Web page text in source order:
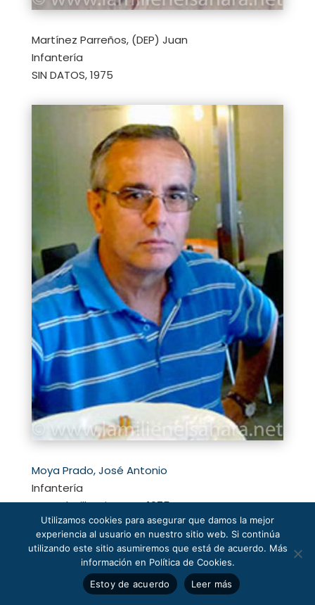
Martínez Parreños, (DEP) Juan
Infantería
SIN DATOS, 1975
Moya Prado, José Antonio
Infantería
Auserd, Villa Cisneros, 1975
Utilizamos cookies para asegurar que damos la mejor
experiencia al usuario en nuestro sitio web. Si continúa
utilizando este sitio asumiremos que está de acuerdo. Más
información en Política de Cookies.
Estoy de acuerdo
Leer más